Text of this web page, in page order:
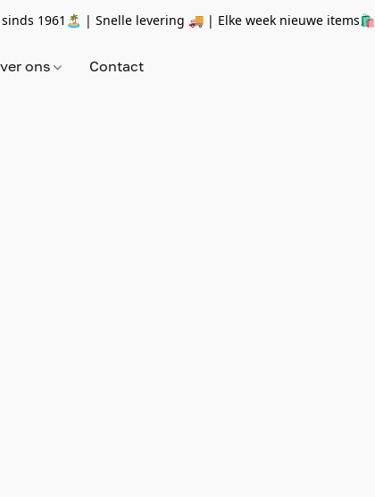
sinds 1961🏝 | Snelle levering 🚚 | Elke week nieuwe items🛍
ons Contact